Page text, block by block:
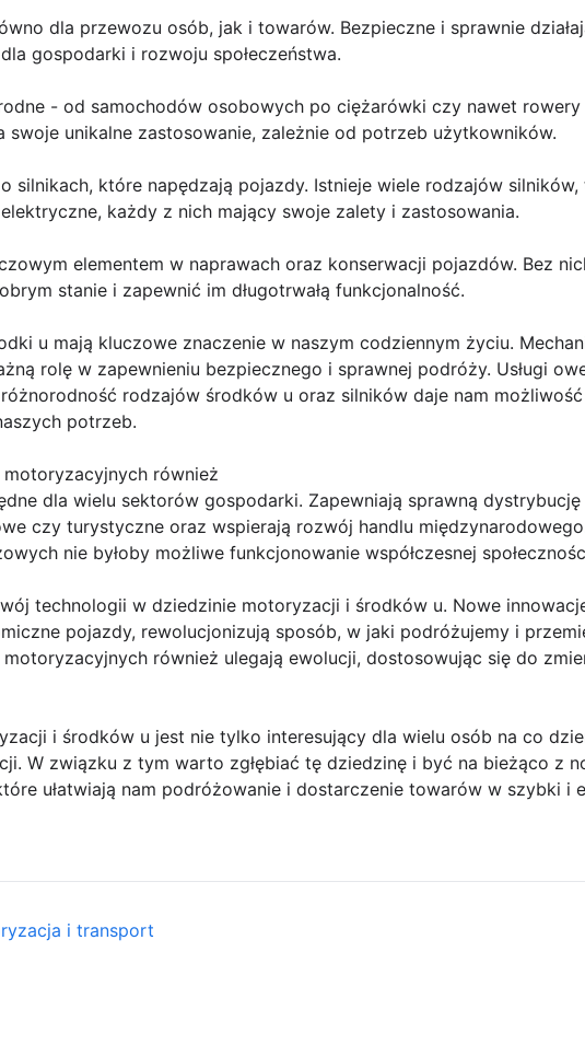
dla przewozu osób, jak i towarów. Bezpieczne i sprawnie
gospodarki i rozwoju społeczeństwa.
- od samochodów osobowych po ciężarówki czy nawet
swoje unikalne zastosowanie, zależnie od potrzeb użytkowników.
silnikach, które napędzają pojazdy. Istnieje wiele rodzajów
każdy z nich mający swoje zalety i zastosowania.
elementem w naprawach oraz konserwacji pojazdów. Bez
stanie i zapewnić im długotrwałą funkcjonalność.
u mają kluczowe znaczenie w naszym codziennym życiu.
rolę w zapewnieniu bezpiecznego i sprawnej podróży. Usługi
rodzajów środków u oraz silników daje nam
potrzeb.
również
dla wielu sektorów gospodarki. Zapewniają sprawną
czy turystyczne oraz wspierają rozwój handlu
nie byłoby możliwe funkcjonowanie współczesnej
technologii w dziedzinie motoryzacji i środków u. Nowe
pojazdy, rewolucjonizują sposób, w jaki podróżujemy i
również ulegają ewolucji, dostosowując się do
i środków u jest nie tylko interesujący dla wielu osób na co
W związku z tym warto zgłębiać tę dziedzinę i być na bieżąco z
ułatwiają nam podróżowanie i dostarczenie towarów w szybki i
i transport